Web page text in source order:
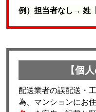
例）担当者なし→ 姓
【個
配送業者の誤配送・
為、マンションにお